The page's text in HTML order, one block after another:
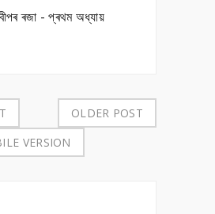
ৰজা - প্ৰথম অধ্যায়
OLDER POST
VERSION